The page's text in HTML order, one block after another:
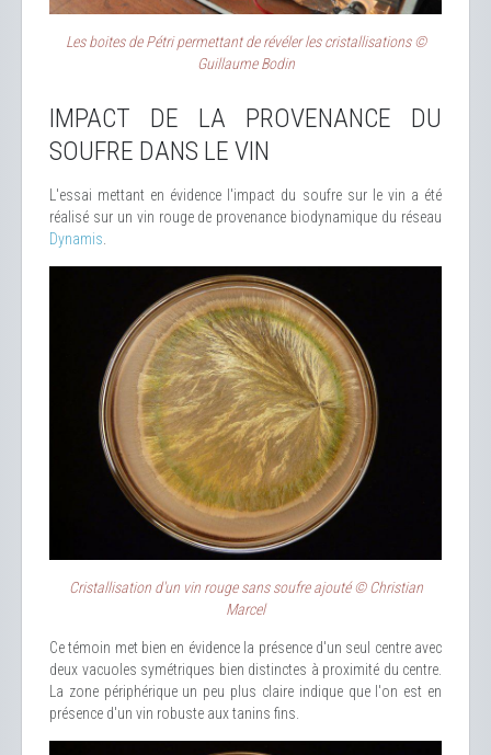
Les boites de Pétri permettant de révéler les cristallisations ©
Guillaume Bodin
IMPACT DE LA PROVENANCE DU
SOUFRE DANS LE VIN
L'essai mettant en évidence l'impact du soufre sur le vin a été
réalisé sur un vin rouge de provenance biodynamique du réseau
Dynamis
Cristallisation d'un vin rouge sans soufre ajouté © Christian
Marcel
Ce témoin met bien en évidence la présence d'un seul centre avec
deux vacuoles symétriques bien distinctes à proximité du centre.
La zone périphérique un peu plus claire indique que l'on est en
présence d'un vin robuste aux tanins fins.